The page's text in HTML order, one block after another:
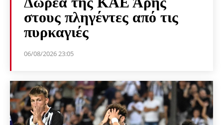
στους πληγέντες από τις
πυρκαγιές
06/08/2026 23:05